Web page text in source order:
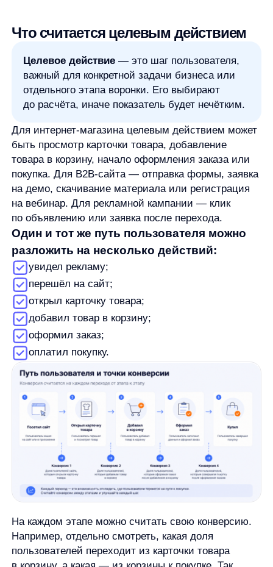
перешёл на сайт;
добавил товар в корзину;
оформил заказ;
оплатил покупку.
На каждом этапе можно считать свою конверсию.
Например, отдельно смотреть, какая доля
пользователей переходит из карточки товара
в корзину, а какая — из корзины к покупке. Так
проще понять, где именно пользователи перестают
двигаться к цели.
Как рассчитать конверсию
Базовая формула выглядит так:
Конверсия = количество целевых действий
/ общее число пользователей, визитов или
лидов x 100%
В формуле есть две ключевые части.
Количество целевых действий — это